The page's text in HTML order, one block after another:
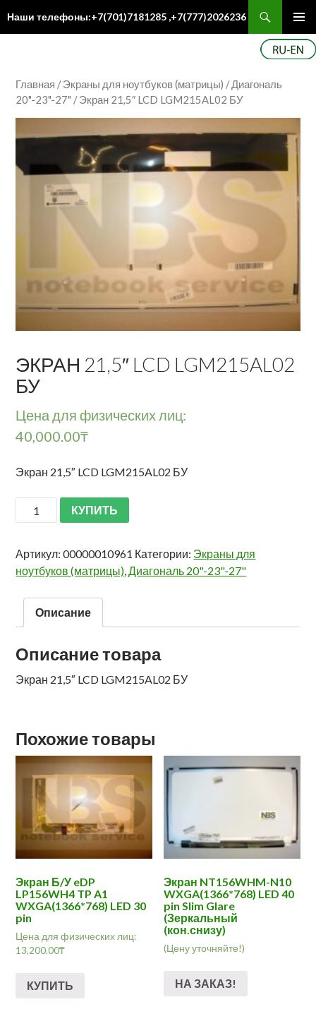
Наши телефоны:+7(701)7181285 ,+7(777)2026236
Главная /Экраны для ноутбуков (матрицы) /Диагональ
20"-23"-27" / Экран 21,5″ LCD LGM215AL02 БУ
ЭКРАН 21,5″ LCD LGM215AL02
БУ
Цена для физических лиц:
40,000.00₸
Экран 21,5″ LCD LGM215AL02 БУ
КУПИТЬ
Артикул:00000010961 Категории: Экраны для
ноутбуков (матрицы),Диагональ 20"-23"-27"
Описание
Описание товара
Экран 21,5″ LCD LGM215AL02 БУ
Похожие товары
Экран Б/У eDP
LP156WH4 TP A1
WXGA(1366*768) LED 30
pin
Цена для физических лиц:
13,200.00₸
КУПИТЬ
Экран NT156WHM-N10
WXGA(1366*768) LED 40
pin Slim Glare
(Зеркальный
(кон.снизу)
(Цену уточняйте!)
НА ЗАКАЗ!